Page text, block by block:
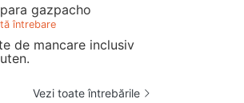
gazpacho
întrebare
de mancare inclusiv
Vezi toate întrebările